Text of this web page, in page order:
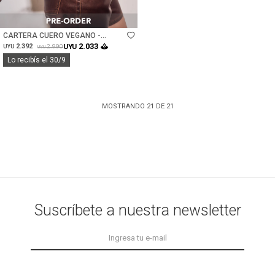
Talle
CARTERA CUERO VEGANO -
CHOCOLATE
UYU 2.392 UYU 2.990UYU 2.033
Lo recibís el 30/9
MOSTRANDO 21 DE 21
Suscríbete a nuestra newsletter